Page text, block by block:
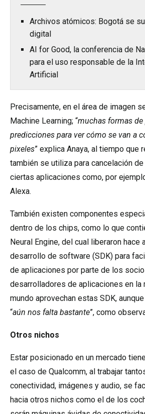
Archivos atómicos: Bogotá se
digital
AI for Good, la conferencia de
para el uso responsable de la
Artificial
Precisamente, en el área de imagen
Machine Learning; “muchas formas
predicciones para ver cómo se van a
pixeles” explica Anaya, al tiempo que
también se utiliza para cancelación
ciertas aplicaciones como, por
Alexa.
También existen componentes
dentro de los chips, como lo que
Neural Engine, del cual liberaron hace
desarrollo de software (SDK) para
de aplicaciones por parte de los
desarrolladores de aplicaciones en la
mundo aprovechan estas SDK,
“aún nos falta bastante”, como
Otros nichos
Estar posicionado en un mercado
el caso de Qualcomm, al trabajar
conectividad, imágenes y audio, se
hacia otros nichos como el de los